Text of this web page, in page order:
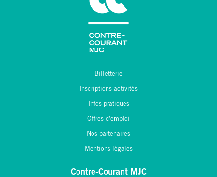
Contre-Courant MJC
Billetterie
Inscriptions activités
Infos pratiques
Offres d'emploi
Nos partenaires
Mentions légales